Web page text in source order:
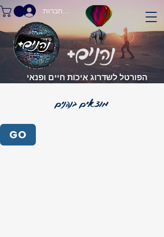
הפורטל לשדרוג איכות חיים ופנאי
התחברות
GO